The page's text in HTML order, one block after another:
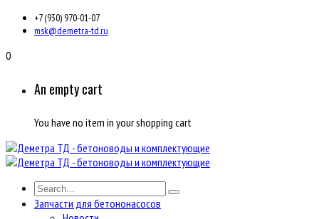
+7 (930) 970-01-07
msk@demetra-td.ru
0
An empty cart
You have no item in your shopping cart
Запчасти для бетононасосов